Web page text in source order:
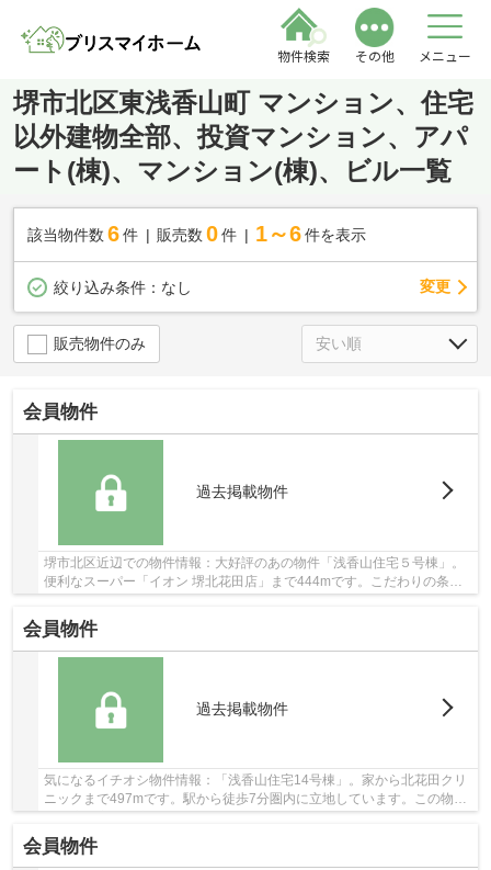
物件検索 その他 メニュー
堺市北区東浅香山町 マンション、住宅
以外建物全部、投資マンション、アパ
ート(棟)、マンション(棟)、ビル一覧
該当物件数 6件 販売数 0 件 1～6 件を表示
絞り込み条件： なし 変更
販売物件のみ
会員物件
過去掲載物件
堺市北区近辺での物件情報：大好評のあの物件「浅香山住宅５号棟」。
便利なスーパー「イオン 堺北花田店」まで444mです。こだわりの条件
会員物件
過去掲載物件
気になるイチオシ物件情報：「浅香山住宅14号棟」。家から北花田クリ
ニックまで497mです。駅から徒歩7分圏内に立地しています。この物件
は快適な室内環境が魅力の中古マンションとなっ...
会員物件